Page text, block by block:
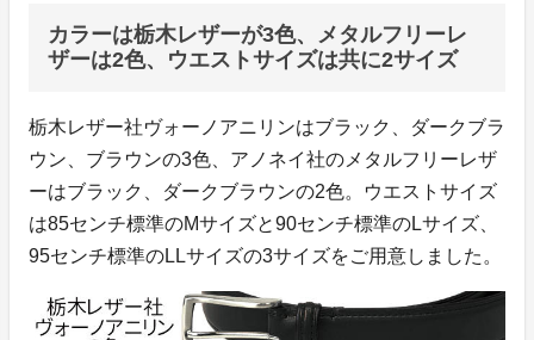
カラーは栃木レザーが3色、メタルフリーレ
ザーは2色、ウエストサイズは共に2サイズ
栃木レザー社ヴォーノアニリンはブラック、ダークブラ
ウン、ブラウンの3色、アノネイ社のメタルフリーレザ
ーはブラック、ダークブラウンの2色。ウエストサイズ
は85センチ標準のMサイズと90センチ標準のLサイズ、
95センチ標準のLLサイズの3サイズをご用意しました。